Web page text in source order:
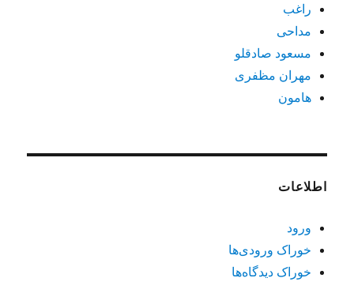
راغب
مداحی
مسعود صادقلو
مهران مظفری
هامون
اطلاعات
ورود
خوراک ورودی‌ها
خوراک دیدگاه‌ها